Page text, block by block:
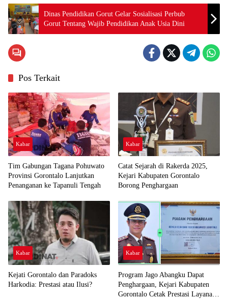
Dinas Pendidikan Gorut Gelar Sosialisasi Perbub
Gorut Tentang Wajib Pendidikan Anak Usia Dini
Pos Terkait
Kabar
Tim Gabungan Tagana Pohuwato
Provinsi Gorontalo Lanjutkan
Penanganan ke Tapanuli Tengah
Kabar
Catat Sejarah di Rakerda 2025,
Kejari Kabupaten Gorontalo
Borong Penghargaan
Kabar
Kejati Gorontalo dan Paradoks
Harkodia: Prestasi atau Ilusi?
Kabar
Program Jago Abangku Dapat
Penghargaan, Kejari Kabupaten
Gorontalo Cetak Prestasi Layanan